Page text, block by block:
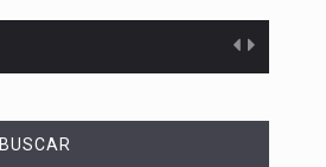
BUSCAR